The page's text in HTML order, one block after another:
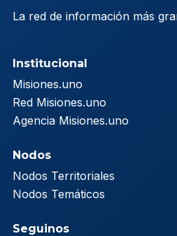
La red de información más
Institucional
Misiones.uno
Red Misiones.uno
Agencia Misiones.uno
Nodos
Nodos Territoriales
Nodos Temáticos
Seguinos